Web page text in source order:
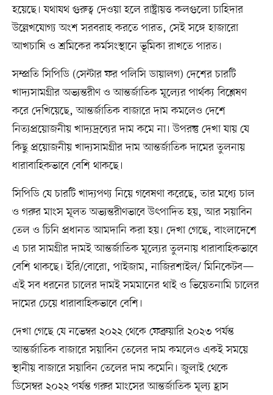
হয়েছে। যথাযথ গুরুত্ব দেওয়া হলে রাষ্ট্রায়ত্ত কলগুলো চাহিদার
উল্লেখযোগ্য অংশ সরবরাহ করতে পারত, সেই সঙ্গে হাজারো
আখচাষি ও শ্রমিকের কর্মসংস্থানে ভূমিকা রাখতে পারত।
সম্প্রতি সিপিডি (সেন্টার ফর পলিসি ডায়ালগ) দেশের চারটি
খাদ্যসামগ্রীর অভ্যন্তরীণ ও আন্তর্জাতিক মূল্যের পার্থক্য বিশ্লেষণ
করে দেখিয়েছে, আন্তর্জাতিক বাজারে দাম কমলেও দেশে
নিত্যপ্রয়োজনীয় খাদ্যদ্রব্যের দাম কমে না। উপরন্তু দেখা যায় যে
কিছু প্রয়োজনীয় খাদ্যসামগ্রীর দাম আন্তর্জাতিক দামের তুলনায়
ধারাবাহিকভাবে বেশি থাকছে।
সিপিডি যে চারটি খাদ্যপণ্য নিয়ে গবেষণা করেছে, তার মধ্যে চাল
ও গরুর মাংস মূলত অভ্যন্তরীণভাবে উৎপাদিত হয়, আর সয়াবিন
তেল ও চিনি প্রধানত আমদানি করা হয়। দেখা গেছে, বাংলাদেশে
এ চার সামগ্রীর দামই আন্তর্জাতিক মূল্যের তুলনায় ধারাবাহিকভাবে
বেশি থাকছে। ইরি/বোরো, পাইজাম, নাজিরশাইল/ মিনিকেটব—
এই সব ধরনের চালের দামই সমমানের থাই ও ভিয়েতনামি চালের
দামের চেয়ে ধারাবাহিকভাবে বেশি।
দেখা গেছে যে নভেম্বর ২০২২ থেকে ফেব্রুয়ারি ২০২৩ পর্যন্ত
আন্তর্জাতিক বাজারে সয়াবিন তেলের দাম কমলেও একই সময়ে
স্থানীয় বাজারে সয়াবিন তেলের দাম কমেনি। জুলাই থেকে
ডিসেম্বর ২০২২ পর্যন্ত গরুর মাংসের আন্তর্জাতিক মূল্য হ্রাস